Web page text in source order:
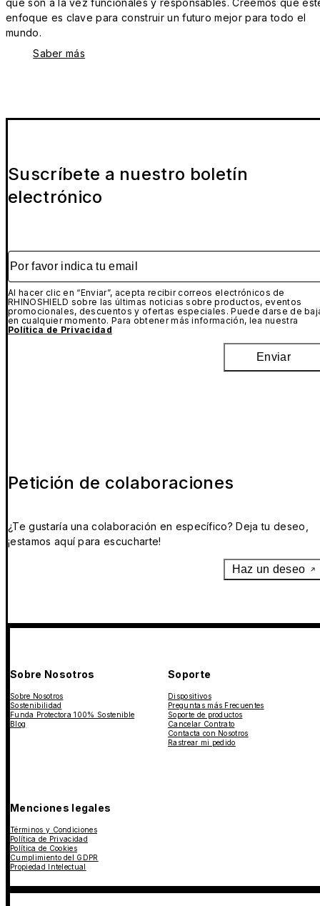
enfoque es clave para construir un futuro mejor para todo el
mundo.
Saber más
Suscríbete a nuestro boletín
electrónico
Por favor indica tu email
Al hacer clic en “Enviar”, acepta recibir correos electrónicos de
RHINOSHIELD sobre las últimas noticias sobre productos, eventos
promocionales, descuentos y ofertas especiales. Puede darse de
en cualquier momento. Para obtener más información, lea nuestra
Política de Privacidad
Enviar
Petición de colaboraciones
¿Te gustaría una colaboración en específico? Deja tu deseo,
¡estamos aquí para escucharte!
Haz un deseo
Sobre Nosotros
Sobre Nosotros
Sostenibilidad
Funda Protectora 100% Sostenible
Blog
Soporte
Dispositivos
Preguntas más Frecuentes
Soporte de productos
Cancelar Contrato
Contacta con Nosotros
Rastrear mi pedido
Menciones legales
Términos y Condiciones
Política de Privacidad
Política de Cookies
Cumplimiento del GDPR
Propiedad Intelectual